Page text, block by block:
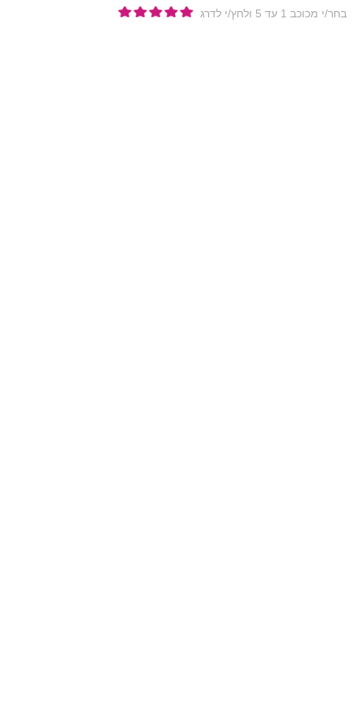
בחר/י מכוכב 1 עד 5 ולחץ/י לדרג